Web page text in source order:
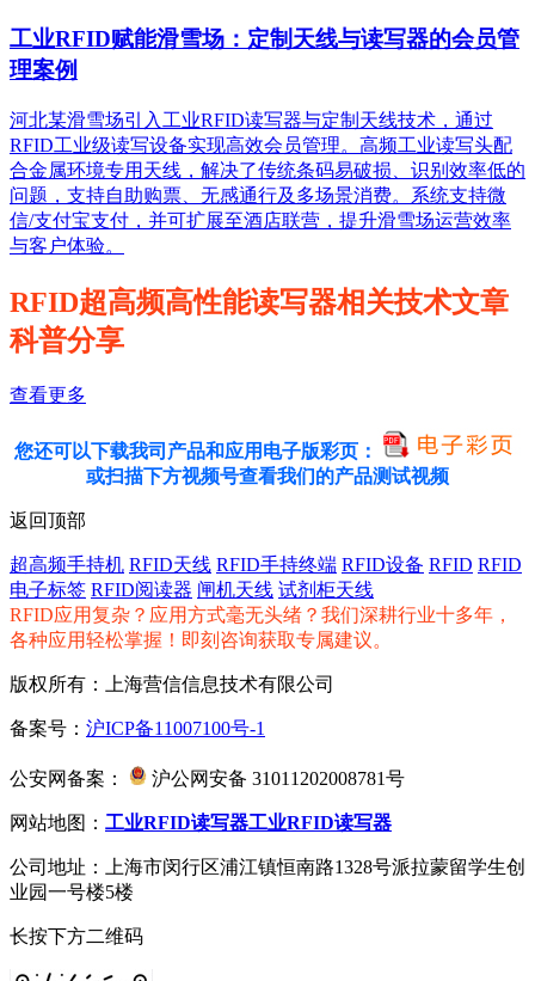
工业RFID赋能滑雪场：定制天线与读写器的会员管
理案例
河北某滑雪场引入工业RFID读写器与定制天线技术，通过
RFID工业级读写设备实现高效会员管理。高频工业读写头配
合金属环境专用天线，解决了传统条码易破损、识别效率低的
问题，支持自助购票、无感通行及多场景消费。系统支持微
信/支付宝支付，并可扩展至酒店联营，提升滑雪场运营效率
与客户体验。
RFID超高频高性能读写器相关技术文章
科普分享
查看更多
您还可以下载我司产品和应用电子版彩页：
或扫描下方视频号查看我们的产品测试视频
返回顶部
超高频手持机 RFID天线 RFID手持终端 RFID设备 RFID RFID
电子标签 RFID阅读器 闸机天线 试剂柜天线
RFID应用复杂？应用方式毫无头绪？我们深耕行业十多年，
各种应用轻松掌握！即刻咨询获取专属建议。
版权所有：上海营信信息技术有限公司
备案号： 沪ICP备11007100号-1
公安网备案： 沪公网安备 31011202008781号
网站地图： 工业RFID读写器工业RFID读写器
公司地址：上海市闵行区浦江镇恒南路1328号派拉蒙留学生创
业园一号楼5楼
长按下方二维码